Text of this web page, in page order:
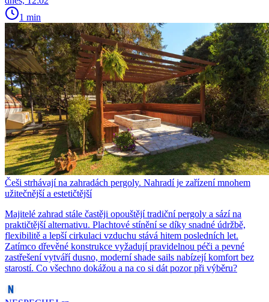
1 min
Češi strhávají na zahradách pergoly. Nahradí je zařízení mnohem
užitečnější a estetičtější
Majitelé zahrad stále častěji opouštějí tradiční pergoly a sází na
praktičtější alternativu. Plachtové stínění se díky snadné údržbě,
flexibilitě a lepší cirkulaci vzduchu stává hitem posledních let.
Zatímco dřevěné konstrukce vyžadují pravidelnou péči a pevné
zastřešení vytváří dusno, moderní shade sails nabízejí komfort bez
starostí. Co všechno dokážou a na co si dát pozor při výběru?